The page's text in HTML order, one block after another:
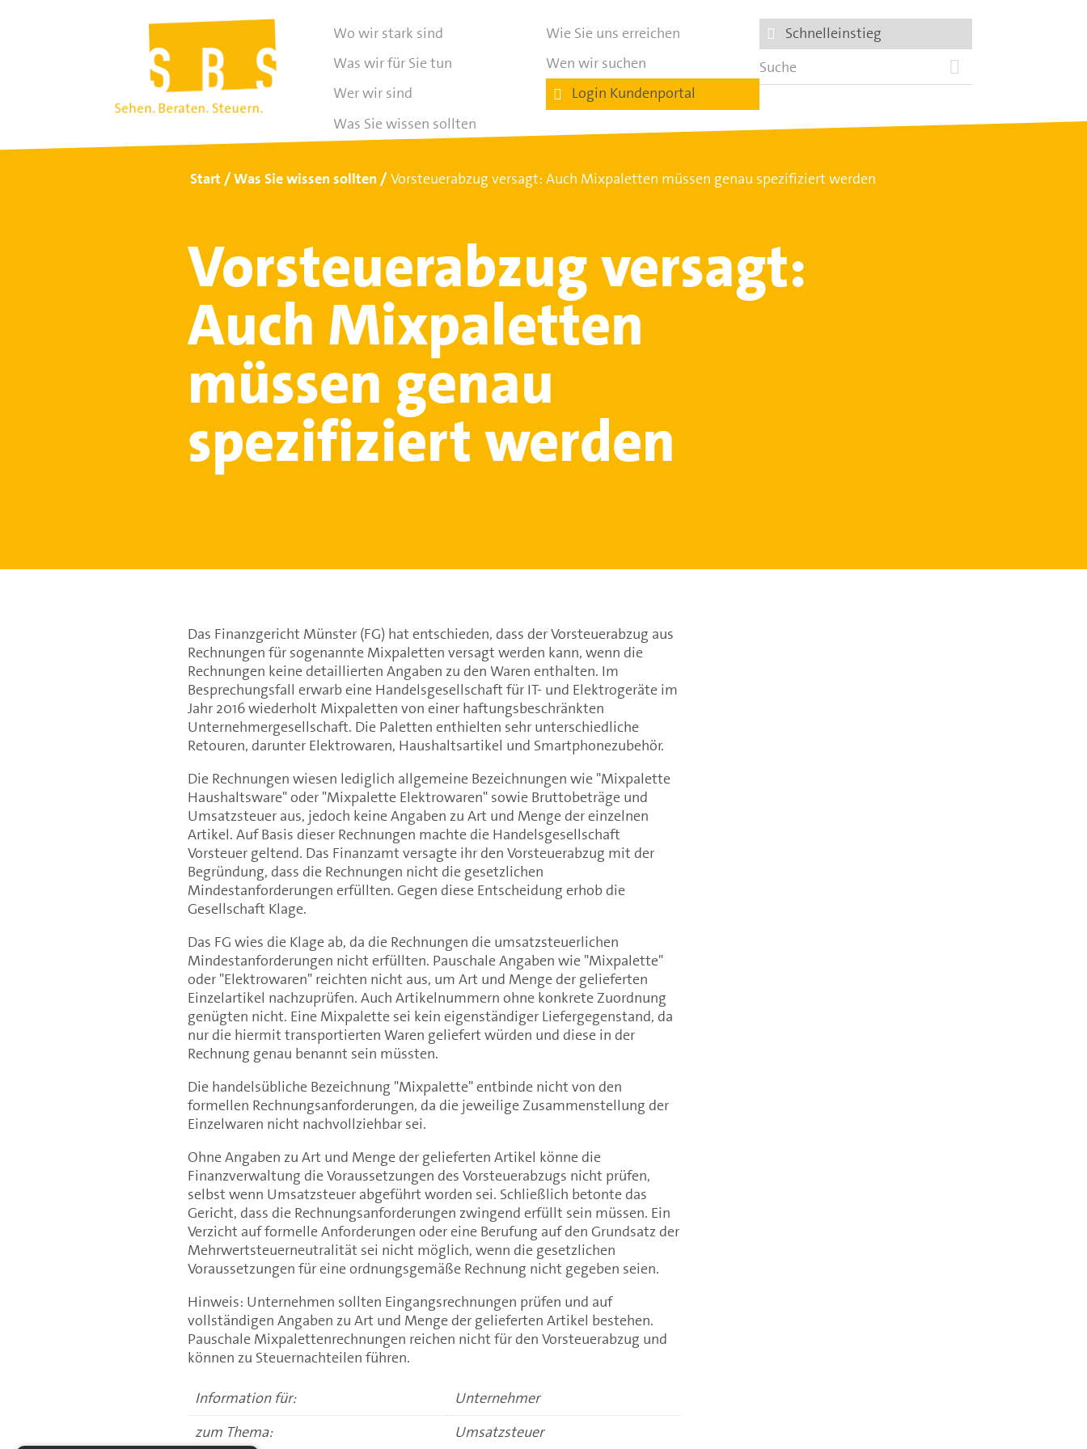
Wo wir stark sind
Was wir für Sie tun
Wer wir sind
Was Sie wissen sollten
Wie Sie uns erreichen
Wen wir suchen
Login Kundenportal
Schnelleinstieg
Start Was Sie wissen sollten Vorsteuerabzug versagt: Auch Mixpaletten müssen genau spezifiziert werden
Vorsteuerabzug versagt:
Auch Mixpaletten
müssen genau
spezifiziert werden
Das Finanzgericht Münster (FG) hat entschieden, dass der Vorsteuerabzug aus
Rechnungen für sogenannte Mixpaletten versagt werden kann, wenn die
Rechnungen keine detaillierten Angaben zu den Waren enthalten. Im
Besprechungsfall erwarb eine Handelsgesellschaft für IT- und Elektrogeräte im
Jahr 2016 wiederholt Mixpaletten von einer haftungsbeschränkten
Unternehmergesellschaft. Die Paletten enthielten sehr unterschiedliche
Retouren, darunter Elektrowaren, Haushaltsartikel und Smartphonezubehör.
Die Rechnungen wiesen lediglich allgemeine Bezeichnungen wie "Mixpalette
Haushaltsware" oder "Mixpalette Elektrowaren" sowie Bruttobeträge und
Umsatzsteuer aus, jedoch keine Angaben zu Art und Menge der einzelnen
Artikel. Auf Basis dieser Rechnungen machte die Handelsgesellschaft
Vorsteuer geltend. Das Finanzamt versagte ihr den Vorsteuerabzug mit der
Begründung, dass die Rechnungen nicht die gesetzlichen
Mindestanforderungen erfüllten. Gegen diese Entscheidung erhob die
Gesellschaft Klage.
Das FG wies die Klage ab, da die Rechnungen die umsatzsteuerlichen
Mindestanforderungen nicht erfüllten. Pauschale Angaben wie "Mixpalette"
oder "Elektrowaren" reichten nicht aus, um Art und Menge der gelieferten
Einzelartikel nachzuprüfen. Auch Artikelnummern ohne konkrete Zuordnung
genügten nicht. Eine Mixpalette sei kein eigenständiger Liefergegenstand, da
nur die hiermit transportierten Waren geliefert würden und diese in der
Rechnung genau benannt sein müssten.
Die handelsübliche Bezeichnung "Mixpalette" entbinde nicht von den
formellen Rechnungsanforderungen, da die jeweilige Zusammenstellung der
Einzelwaren nicht nachvollziehbar sei.
Ohne Angaben zu Art und Menge der gelieferten Artikel könne die
Finanzverwaltung die Voraussetzungen des Vorsteuerabzugs nicht prüfen,
selbst wenn Umsatzsteuer abgeführt worden sei. Schließlich betonte das
Gericht, dass die Rechnungsanforderungen zwingend erfüllt sein müssen. Ein
Verzicht auf formelle Anforderungen oder eine Berufung auf den Grundsatz der
Mehrwertsteuerneutralität sei nicht möglich, wenn die gesetzlichen
Voraussetzungen für eine ordnungsgemäße Rechnung nicht gegeben seien.
Hinweis: Unternehmen sollten Eingangsrechnungen prüfen und auf
vollständigen Angaben zu Art und Menge der gelieferten Artikel bestehen.
Pauschale Mixpalettenrechnungen reichen nicht für den Vorsteuerabzug und
können zu Steuernachteilen führen.
Information für:
Unternehmer
zum Thema:
Umsatzsteuer